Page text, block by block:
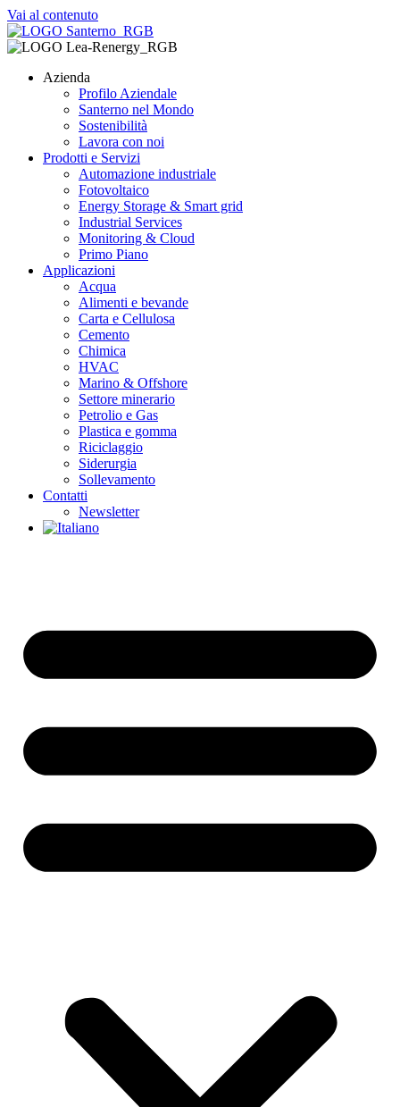
Vai al contenuto
Azienda
Profilo Aziendale
Santerno nel Mondo
Sostenibilità
Lavora con noi
Prodotti e Servizi
Automazione industriale
Fotovoltaico
Energy Storage & Smart grid
Industrial Services
Monitoring & Cloud
Primo Piano
Applicazioni
Acqua
Alimenti e bevande
Carta e Cellulosa
Cemento
Chimica
HVAC
Marino & Offshore
Settore minerario
Petrolio e Gas
Plastica e gomma
Riciclaggio
Siderurgia
Sollevamento
Contatti
Newsletter